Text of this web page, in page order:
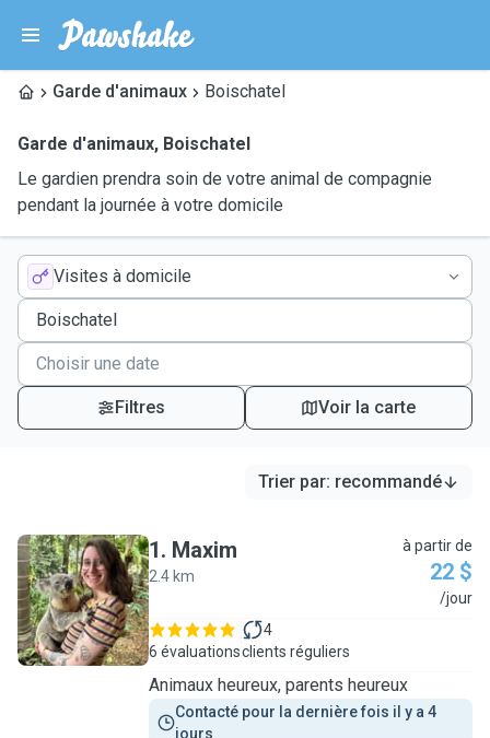
Garde d'animaux Boischatel
Garde d'animaux, Boischatel
Le gardien prendra soin de votre animal de compagnie
pendant la journée à votre domicile
Visites à domicile
Filtres Voir la carte
Trier par: recommandé
M
1. Maxim
2.4 km
à partir de
22 $
/jour
6 évaluations
4
clients réguliers
Animaux heureux, parents heureux
Contacté pour la dernière fois il y a 4
jours